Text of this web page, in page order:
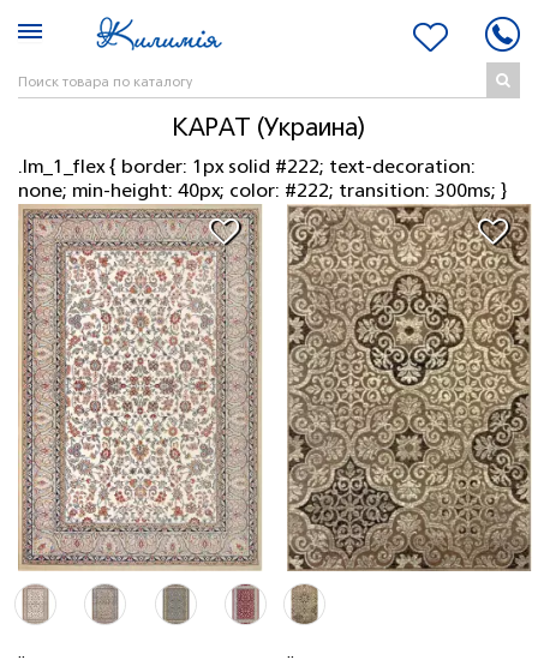
КАРАТ (Украина)
.lm_1_flex { border: 1px solid #222; text-decoration:
none; min-height: 40px; color: #222; transition: 300ms; }
..
2.00 x 3.00 м 2 шт 5 064 грн
..
0.80 x 1.50 м